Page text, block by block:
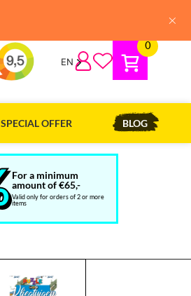
EN
0
SPECIAL OFFER BLOG
For a minimum
amount of €65,-
Valid only for orders of 2 or more
items
×